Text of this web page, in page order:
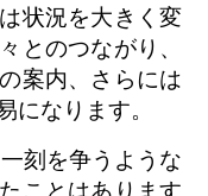
状況を大きく変
とのつながり、
案内、さらには
になります。
刻を争うような
ことはあります